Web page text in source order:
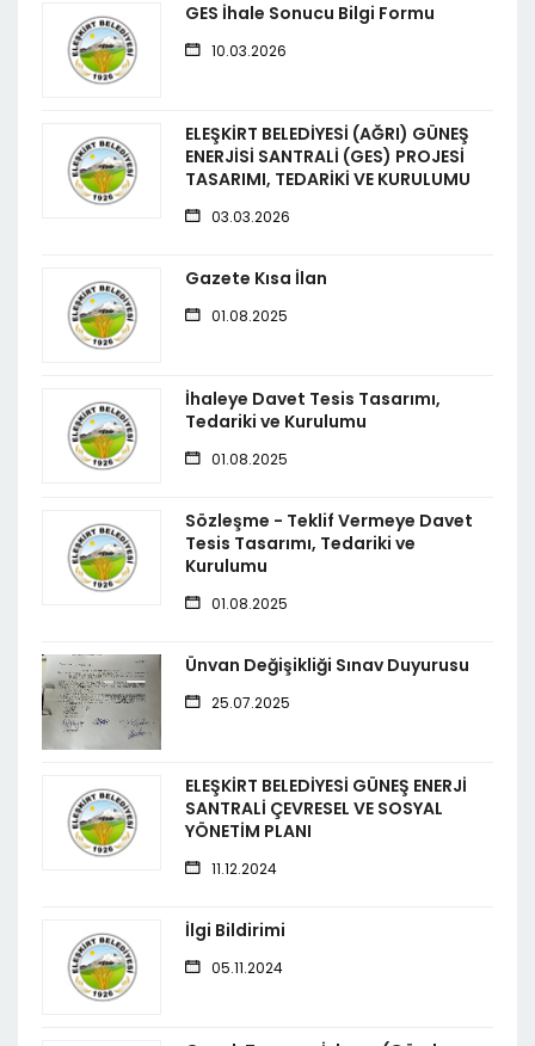
GES İhale Sonucu Bilgi Formu
10.03.2026
ELEŞKİRT BELEDİYESİ (AĞRI) GÜNEŞ
ENERJİSİ SANTRALİ (GES) PROJESİ
TASARIMI, TEDARİKİ VE KURULUMU
03.03.2026
Gazete Kısa İlan
01.08.2025
İhaleye Davet Tesis Tasarımı,
Tedariki ve Kurulumu
01.08.2025
Sözleşme - Teklif Vermeye Davet
Tesis Tasarımı, Tedariki ve
Kurulumu
01.08.2025
Ünvan Değişikliği Sınav Duyurusu
25.07.2025
ELEŞKİRT BELEDİYESİ GÜNEŞ ENERJİ
SANTRALİ ÇEVRESEL VE SOSYAL
YÖNETİM PLANI
11.12.2024
İlgi Bildirimi
05.11.2024